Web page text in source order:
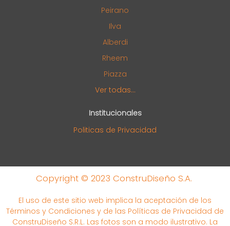
Peirano
Ilva
Alberdi
Rheem
Piazza
Ver todas...
Institucionales
Politicas de Privacidad
Copyright © 2023 ConstruDiseño S.A.
El uso de este sitio web implica la aceptación de los
Términos y Condiciones y de las Políticas de Privacidad de
ConstruDiseño S.R.L. Las fotos son a modo ilustrativo. La